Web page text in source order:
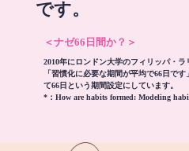
です。
＜ナゼ66日間か？＞
2010年にロンドン大学のフィリッパ・ラ
「習慣化に必要な期間が平均で66日で
て66日という期間設定にしています。
*： How are habits formed: Modeling